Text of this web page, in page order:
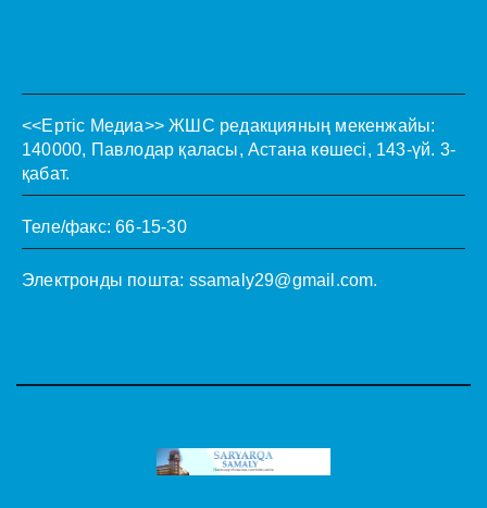
<<Ертіс Медиа>> ЖШС редакцияның мекенжайы:
140000, Павлодар қаласы, Астана көшесі, 143-үй. 3-
қабат.
Теле/факс: 66-15-30
Электронды пошта: ssamaly29@gmail.com.